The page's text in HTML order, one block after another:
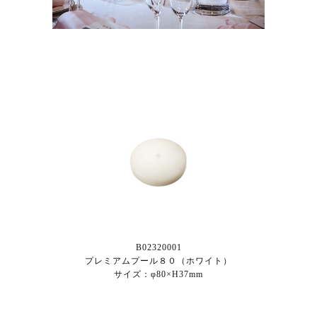
B02320001
プレミアムプール８０（ホワイト）
サイズ：φ80×H37mm